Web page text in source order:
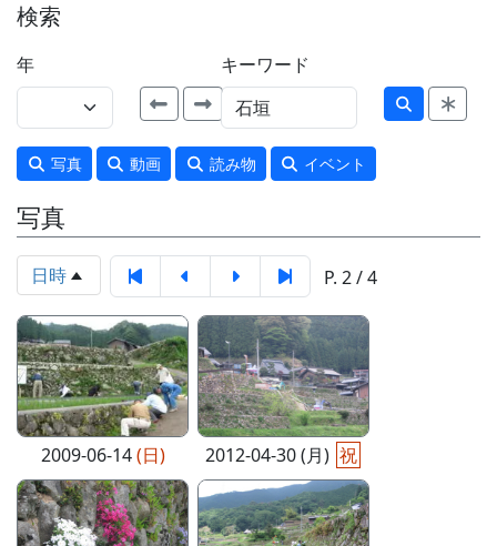
検索
年 キーワード
写真 動画 読み物 イベント
写真
日時 P. 2 / 4
2009-06-14(日) 2012-04-30 (月) 祝